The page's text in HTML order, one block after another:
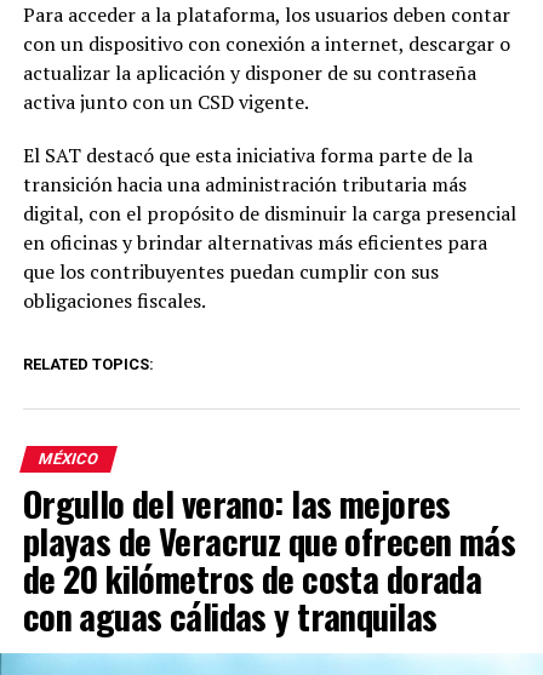
Para acceder a la plataforma, los usuarios deben contar
con un dispositivo con conexión a internet, descargar o
actualizar la aplicación y disponer de su contraseña
activa junto con un CSD vigente.
El SAT destacó que esta iniciativa forma parte de la
transición hacia una administración tributaria más
digital, con el propósito de disminuir la carga presencial
en oficinas y brindar alternativas más eficientes para
que los contribuyentes puedan cumplir con sus
obligaciones fiscales.
RELATED TOPICS:
MÉXICO
Orgullo del verano: las mejores
playas de Veracruz que ofrecen más
de 20 kilómetros de costa dorada
con aguas cálidas y tranquilas